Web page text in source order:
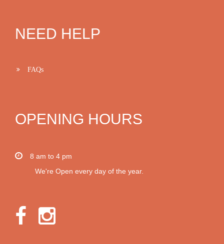
NEED HELP
FAQs
OPENING HOURS
8 am to 4 pm
We're Open every day of the year.